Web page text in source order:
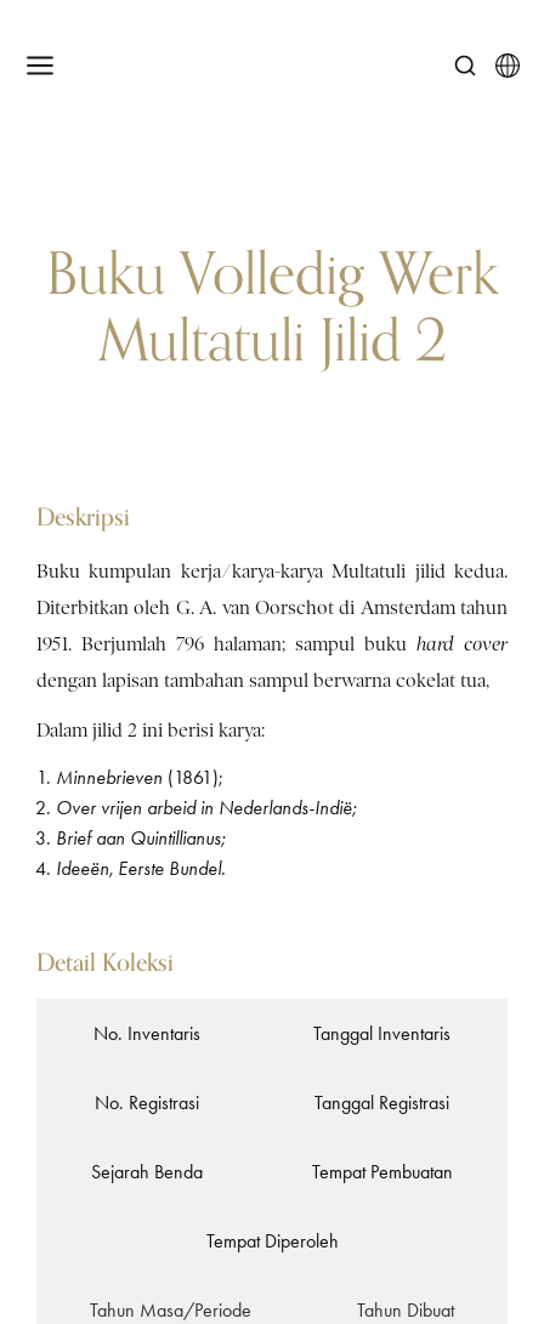
Buku Volledig Werk
Multatuli Jilid 2
Deskripsi
Buku kumpulan kerja/karya-karya Multatuli jilid kedua.
Diterbitkan oleh G. A. van Oorschot di Amsterdam tahun
1951. Berjumlah 796 halaman; sampul buku hard cover
dengan lapisan tambahan sampul berwarna cokelat tua,
Dalam jilid 2 ini berisi karya:
Minnebrieven (1861);
Over vrijen arbeid in Nederlands-Indië;
Brief aan Quintillianus;
Ideeën, Eerste Bundel.
Detail Koleksi
No. Inventaris Tanggal Inventaris
No. Registrasi Tanggal Registrasi
Sejarah Benda Tempat Pembuatan
Tempat Diperoleh
Tahun Masa/Periode Tahun Dibuat